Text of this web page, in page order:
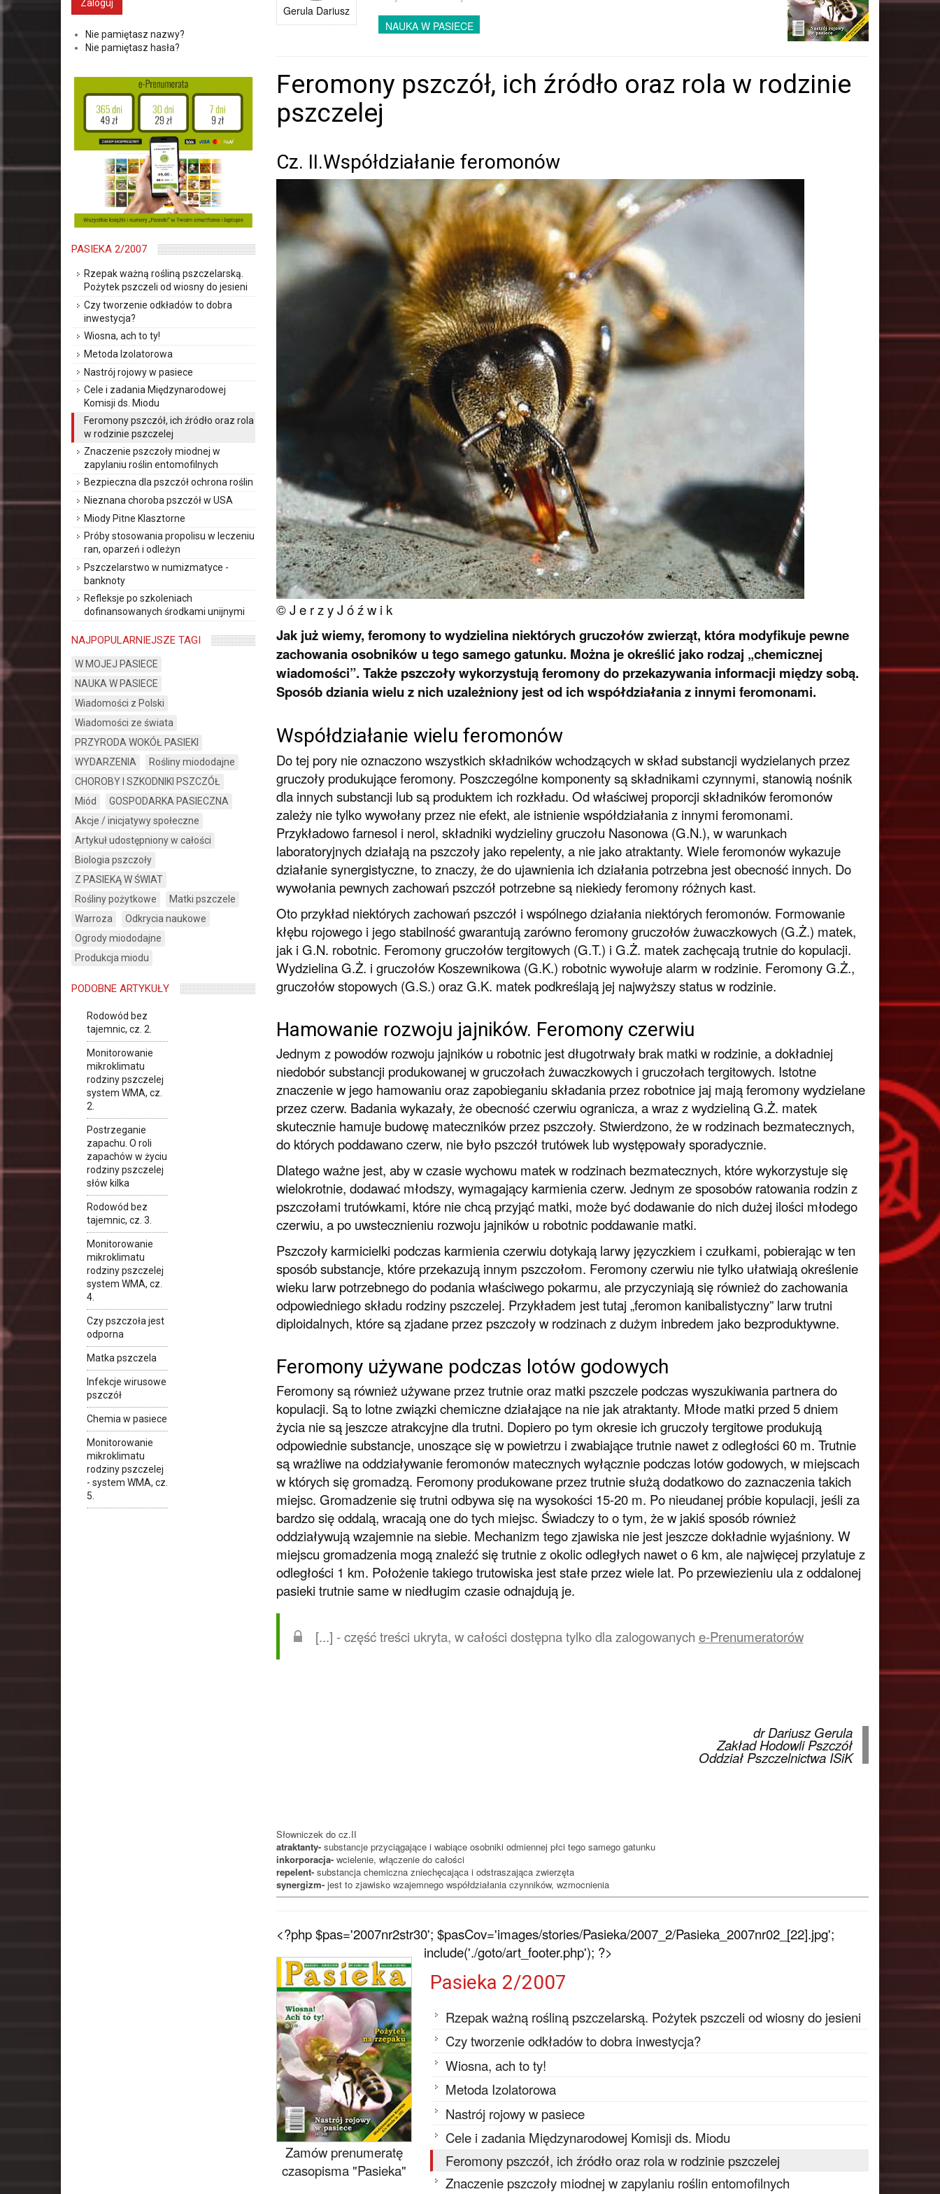
Gerula Dariusz
NAUKA W PASIECE
Feromony pszczół, ich źródło oraz rola w rodzinie
pszczelej
Cz. II.Współdziałanie feromonów
© J e r z y J ó ź w i k
Jak już wiemy, feromony to wydzielina niektórych gruczołów zwierząt, która modyfikuje pewne
zachowania osobników u tego samego gatunku. Można je określić jako rodzaj „chemicznej
wiadomości”. Także pszczoły wykorzystują feromony do przekazywania informacji między sobą.
Sposób dziania wielu z nich uzależniony jest od ich współdziałania z innymi feromonami.
Współdziałanie wielu feromonów
Do tej pory nie oznaczono wszystkich składników wchodzących w skład substancji wydzielanych przez
gruczoły produkujące feromony. Poszczególne komponenty są składnikami czynnymi, stanowią nośnik
dla innych substancji lub są produktem ich rozkładu. Od właściwej proporcji składników feromonów
zależy nie tylko wywołany przez nie efekt, ale istnienie współdziałania z innymi feromonami.
Przykładowo farnesol i nerol, składniki wydzieliny gruczołu Nasonowa (G.N.), w warunkach
laboratoryjnych działają na pszczoły jako repelenty, a nie jako atraktanty. Wiele feromonów wykazuje
działanie synergistyczne, to znaczy, że do ujawnienia ich działania potrzebna jest obecność innych. Do
wywołania pewnych zachowań pszczół potrzebne są niekiedy feromony różnych kast.
Oto przykład niektórych zachowań pszczół i wspólnego działania niektórych feromonów. Formowanie
kłębu rojowego i jego stabilność gwarantują zarówno feromony gruczołów żuwaczkowych (G.Ż.) matek,
jak i G.N. robotnic. Feromony gruczołów tergitowych (G.T.) i G.Ż. matek zachęcają trutnie do kopulacji.
Wydzielina G.Ż. i gruczołów Koszewnikowa (G.K.) robotnic wywołuje alarm w rodzinie. Feromony G.Ż.,
gruczołów stopowych (G.S.) oraz G.K. matek podkreślają jej najwyższy status w rodzinie.
Hamowanie rozwoju jajników. Feromony czerwiu
Jednym z powodów rozwoju jajników u robotnic jest długotrwały brak matki w rodzinie, a dokładniej
niedobór substancji produkowanej w gruczołach żuwaczkowych i gruczołach tergitowych. Istotne
znaczenie w jego hamowaniu oraz zapobieganiu składania przez robotnice jaj mają feromony wydzielane
przez czerw. Badania wykazały, że obecność czerwiu ogranicza, a wraz z wydzieliną G.Ż. matek
skutecznie hamuje budowę mateczników przez pszczoły. Stwierdzono, że w rodzinach bezmatecznych,
do których poddawano czerw, nie było pszczół trutówek lub występowały sporadycznie.
Dlatego ważne jest, aby w czasie wychowu matek w rodzinach bezmatecznych, które wykorzystuje się
wielokrotnie, dodawać młodszy, wymagający karmienia czerw. Jednym ze sposobów ratowania rodzin z
pszczołami trutówkami, które nie chcą przyjąć matki, może być dodawanie do nich dużej ilości młodego
czerwiu, a po uwstecznieniu rozwoju jajników u robotnic poddawanie matki.
Pszczoły karmicielki podczas karmienia czerwiu dotykają larwy języczkiem i czułkami, pobierając w ten
sposób substancje, które przekazują innym pszczołom. Feromony czerwiu nie tylko ułatwiają określenie
wieku larw potrzebnego do podania właściwego pokarmu, ale przyczyniają się również do zachowania
odpowiedniego składu rodziny pszczelej. Przykładem jest tutaj „feromon kanibalistyczny” larw trutni
diploidalnych, które są zjadane przez pszczoły w rodzinach z dużym inbredem jako bezproduktywne.
Feromony używane podczas lotów godowych
Feromony są również używane przez trutnie oraz matki pszczele podczas wyszukiwania partnera do
kopulacji. Są to lotne związki chemiczne działające na nie jak atraktanty. Młode matki przed 5 dniem
życia nie są jeszcze atrakcyjne dla trutni. Dopiero po tym okresie ich gruczoły tergitowe produkują
odpowiednie substancje, unoszące się w powietrzu i zwabiające trutnie nawet z odległości 60 m. Trutnie
są wrażliwe na oddziaływanie feromonów matecznych wyłącznie podczas lotów godowych, w miejscach
w których się gromadzą. Feromony produkowane przez trutnie służą dodatkowo do zaznaczenia takich
miejsc. Gromadzenie się trutni odbywa się na wysokości 15-20 m. Po nieudanej próbie kopulacji, jeśli za
bardzo się oddalą, wracają one do tych miejsc. Świadczy to o tym, że w jakiś sposób również
oddziaływują wzajemnie na siebie. Mechanizm tego zjawiska nie jest jeszcze dokładnie wyjaśniony. W
miejscu gromadzenia mogą znaleźć się trutnie z okolic odległych nawet o 6 km, ale najwięcej przylatuje z
odległości 1 km. Położenie takiego trutowiska jest stałe przez wiele lat. Po przewiezieniu ula z oddalonej
pasieki trutnie same w niedługim czasie odnajdują je.
[...] - część treści ukryta, w całości dostępna tylko dla zalogowanych e-Prenumeratorów
dr Dariusz Gerula
Zakład Hodowli Pszczół
Oddział Pszczelnictwa ISiK
Słowniczek do cz.II
atraktanty-substancje przyciągające i wabiące osobniki odmiennej płci tego samego gatunku
inkorporacja-wcielenie, włączenie do całości
repelent-substancja chemiczna zniechęcająca i odstraszająca zwierzęta
synergizm-jest to zjawisko wzajemnego współdziałania czynników, wzmocnienia
<?php $pas='2007nr2str30'; $pasCov='images/stories/Pasieka/2007_2/Pasieka_2007nr02_[22].jpg';
include('./goto/art_footer.php'); ?>
Zamów prenumeratę
czasopisma "Pasieka"
Pasieka 2/2007
Rzepak ważną rośliną pszczelarską. Pożytek pszczeli od wiosny do jesieni
Czy tworzenie odkładów to dobra inwestycja?
Wiosna, ach to ty!
Metoda Izolatorowa
Nastrój rojowy w pasiece
Cele i zadania Międzynarodowej Komisji ds. Miodu
Feromony pszczół, ich źródło oraz rola w rodzinie pszczelej
Znaczenie pszczoły miodnej w zapylaniu roślin entomofilnych
Nie pamiętasz nazwy?
Nie pamiętasz hasła?
PASIEKA 2/2007
Rzepak ważną rośliną pszczelarską.
Pożytek pszczeli od wiosny do jesieni
Czy tworzenie odkładów to dobra
inwestycja?
Wiosna, ach to ty!
Metoda Izolatorowa
Nastrój rojowy w pasiece
Cele i zadania Międzynarodowej
Komisji ds. Miodu
Feromony pszczół, ich źródło oraz rola
w rodzinie pszczelej
Znaczenie pszczoły miodnej w
zapylaniu roślin entomofilnych
Bezpieczna dla pszczół ochrona roślin
Nieznana choroba pszczół w USA
Miody Pitne Klasztorne
Próby stosowania propolisu w leczeniu
ran, oparzeń i odleżyn
Pszczelarstwo w numizmatyce -
banknoty
Refleksje po szkoleniach
dofinansowanych środkami unijnymi
NAJPOPULARNIEJSZE TAGI
W MOJEJ PASIECE
NAUKA W PASIECE
Wiadomości z Polski
Wiadomości ze świata
PRZYRODA WOKÓŁ PASIEKI
WYDARZENIA
Rośliny miododajne
CHOROBY I SZKODNIKI PSZCZÓŁ
Miód
GOSPODARKA PASIECZNA
Akcje / inicjatywy społeczne
Artykuł udostępniony w całości
Biologia pszczoły
Z PASIEKĄ W ŚWIAT
Rośliny pożytkowe
Matki pszczele
Warroza
Odkrycia naukowe
Ogrody miododajne
Produkcja miodu
PODOBNE ARTYKUŁY
Rodowód bez
tajemnic, cz. 2.
Monitorowanie
mikroklimatu
rodziny pszczelej
system WMA, cz.
2.
Postrzeganie
zapachu. O roli
zapachów w życiu
rodziny pszczelej
słów kilka
Rodowód bez
tajemnic, cz. 3.
Monitorowanie
mikroklimatu
rodziny pszczelej
system WMA, cz.
4.
Czy pszczoła jest
odporna
Matka pszczela
Infekcje wirusowe
pszczół
Chemia w pasiece
Monitorowanie
mikroklimatu
rodziny pszczelej
- system WMA, cz.
5.